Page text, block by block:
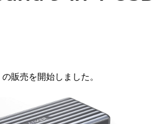
販売を開始しました。